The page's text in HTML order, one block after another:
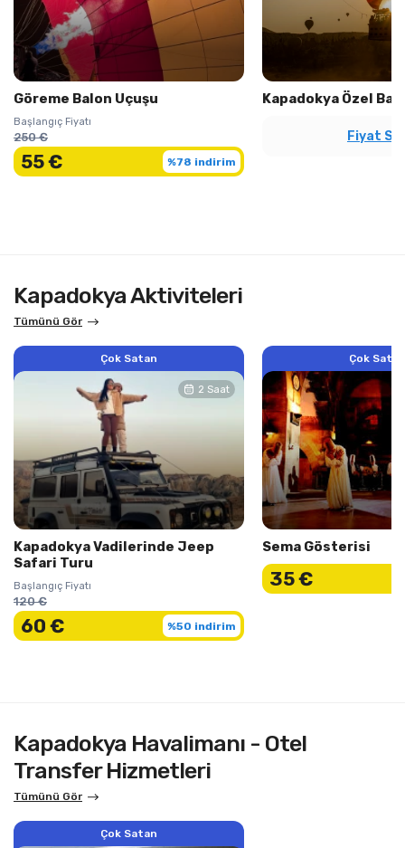
Göreme Balon Uçuşu
Başlangıç Fiyatı
250 €
55 € %78 indirim
Kapadokya Özel
Fiyat
Kapadokya Aktiviteleri
Tümünü Gör
Çok Satan
2 Saat
Kapadokya Vadilerinde Jeep
Safari Turu
Başlangıç Fiyatı
120 €
60 € %50 indirim
Çok Satan
Sema Gösterisi
35 €
Kapadokya Havalimanı - Otel
Transfer Hizmetleri
Tümünü Gör
Çok Satan